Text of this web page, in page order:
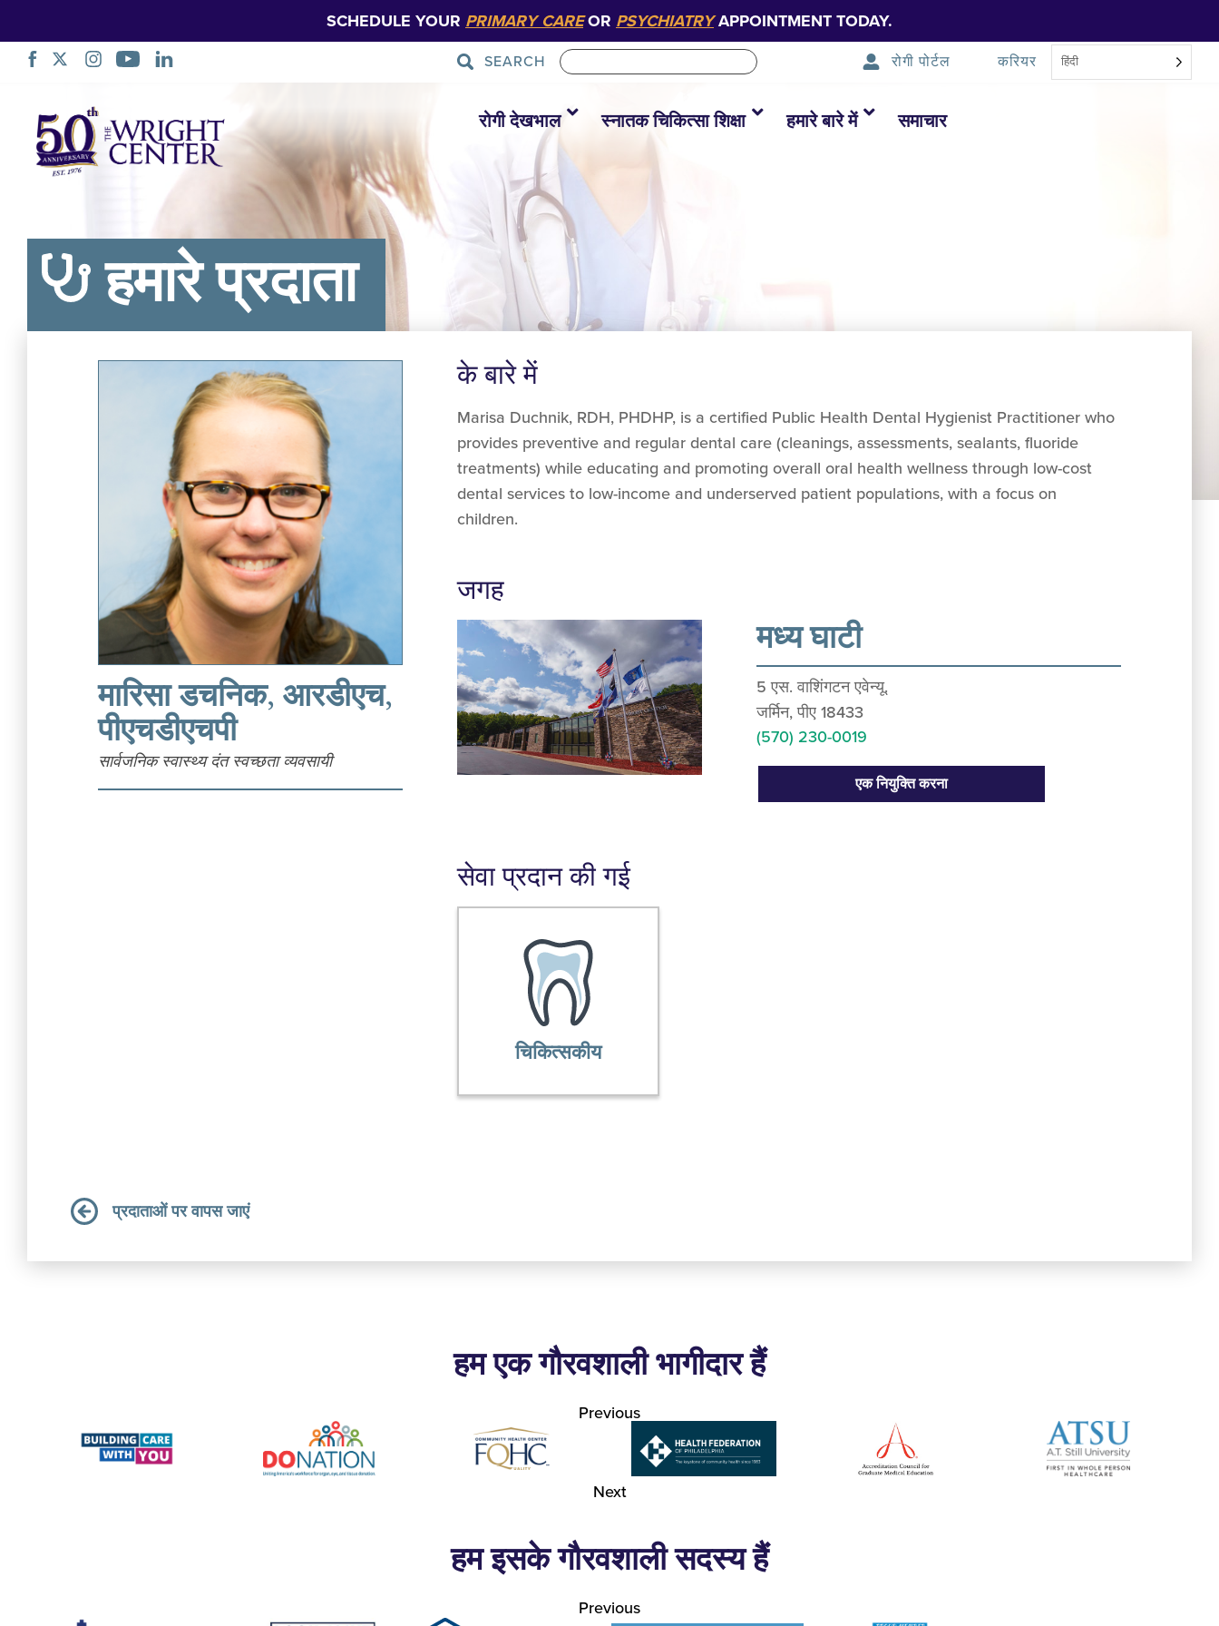
SCHEDULE YOUR PRIMARY CAREOR PSYCHIATRYAPPOINTMENT TODAY.
SEARCH रोगी पोर्टल करियर हिंदी
छोड़ें
रोगी देखभाल स्नातक चिकित्सा शिक्षा हमारे बारे में समाचार
हमारे प्रदाता
मारिसा डचनिक, आरडीएच,
पीएचडीएचपी
सार्वजनिक स्वास्थ्य दंत स्वच्छता व्यवसायी
के बारे में
Marisa Duchnik, RDH, PHDHP, is a certified Public Health Dental Hygienist Practitioner who
provides preventive and regular dental care (cleanings, assessments, sealants, fluoride
treatments) while educating and promoting overall oral health wellness through low-cost
dental services to low-income and underserved patient populations, with a focus on
children.
जगह
मध्य घाटी
5 एस. वाशिंगटन एवेन्यू.
जर्मिन, पीए 18433
(570) 230-0019
एक नियुक्ति करना
सेवा प्रदान की गई
चिकित्सकीय
प्रदाताओं पर वापस जाएं
हम एक गौरवशाली भागीदार हैं
Previous
Next
हम इसके गौरवशाली सदस्य हैं
Previous